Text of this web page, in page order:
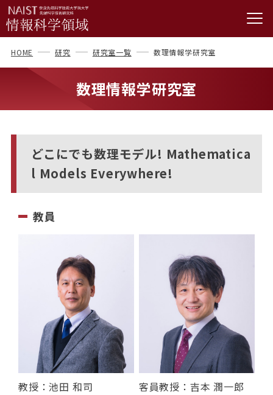
HOME 研究 研究室一覧 数理情報学研究室
数理情報学研究室
どこにでも数理モデル! Mathematica
l Models Everywhere!
教員
教授：池田 和司 客員教授：吉本 潤一郎